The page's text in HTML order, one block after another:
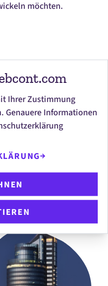
Ihrer Zustimmung
Genauere Informationen
möchten.